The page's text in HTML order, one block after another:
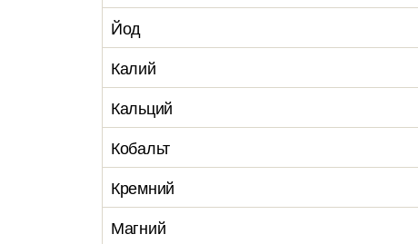
Йод
Калий
Кальций
Кобальт
Кремний
Магний